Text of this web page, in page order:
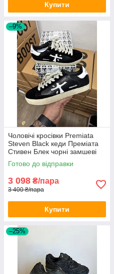
Купити
–9%
Чоловічі кросівки Premiata
Steven Black кеди Преміата
Стивен Блек чорні замшеві
весна осінь
Готово до відправки
3 098 ₴/пара
3 400 ₴/пара
Купити
–25%